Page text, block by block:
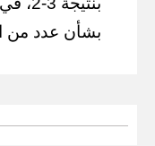
بشأن عدد من